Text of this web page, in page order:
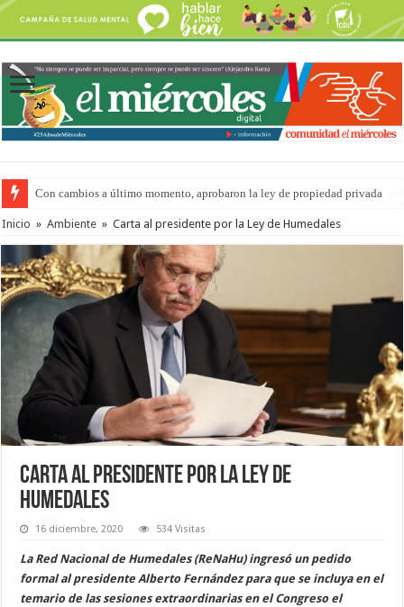
Adopción en Entre Ríos: el 35% de los 90 niños, niñas y adolescentes que
Inicio » Ambiente » Carta al presidente por la Ley de Humedales
Carta al presidente por la Ley de
Humedales
16 diciembre, 2020 534 Visitas
La Red Nacional de Humedales (ReNaHu) ingresó un pedido
formal al presidente Alberto Fernández para que se incluya en el
temario de las sesiones extraordinarias en el Congreso el